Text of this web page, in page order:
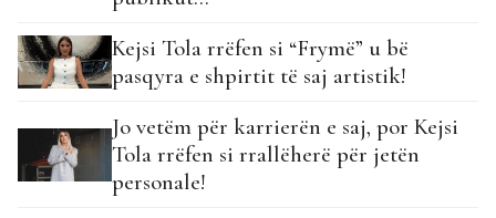
Kejsi Tola rrëfen si “Frymë” u bë
pasqyra e shpirtit të saj artistik!
Jo vetëm për karrierën e saj, por Kejsi
Tola rrëfen si rrallëherë për jetën
personale!